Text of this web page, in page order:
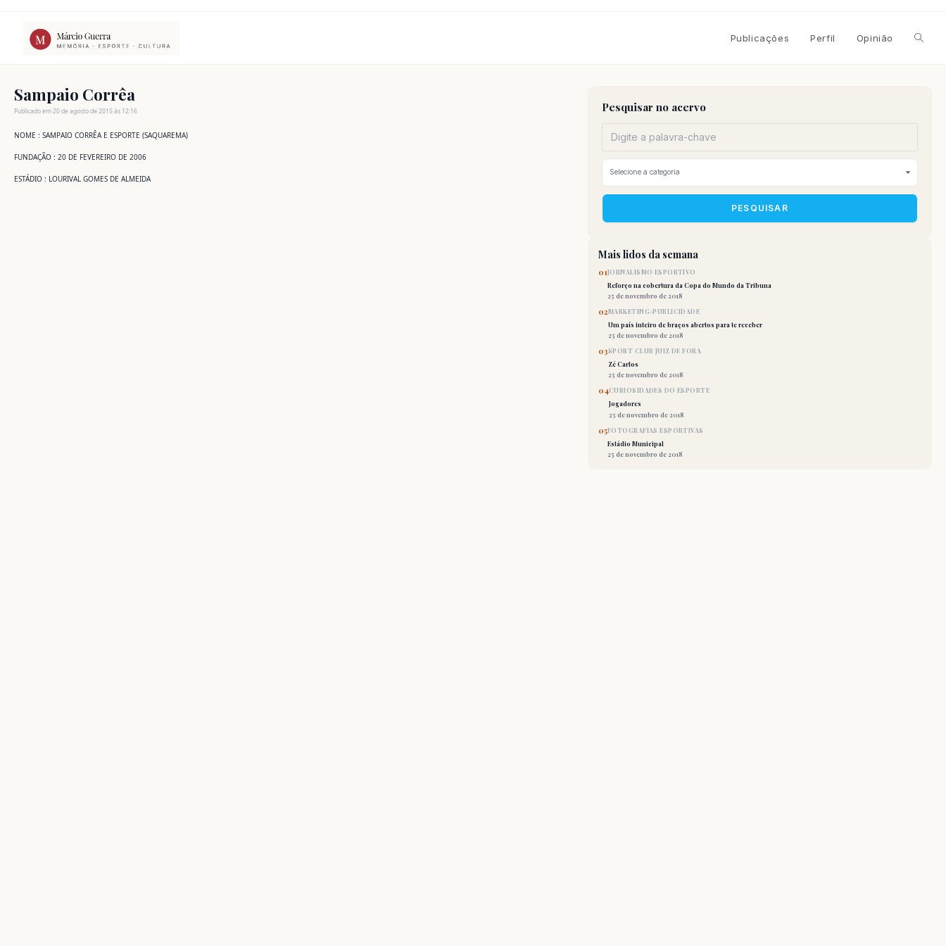
conteúdo
Publicações Perfil Opinião
site
Sampaio Corrêa
Publicado em 20 de agosto de 2015 às 12:16
NOME : SAMPAIO CORRÊA E ESPORTE (SAQUAREMA)
FUNDAÇÃO : 20 DE FEVEREIRO DE 2006
ESTÁDIO : LOURIVAL GOMES DE ALMEIDA
Pesquisar no acervo
PESQUISAR
Mais lidos da semana
01JORNALISMO ESPORTIVO
Reforço na cobertura da Copa do Mundo da Tribuna
25 de novembro de 2018
02MARKETING-PUBLICIDADE
Um país inteiro de braços abertos para te receber
25 de novembro de 2018
03SPORT CLUB JUIZ DE FORA
Zé Carlos
25 de novembro de 2018
04CURIOSIDADES DO ESPORTE
Jogadores
25 de novembro de 2018
05FOTOGRAFIAS ESPORTIVAS
Estádio Municipal
25 de novembro de 2018